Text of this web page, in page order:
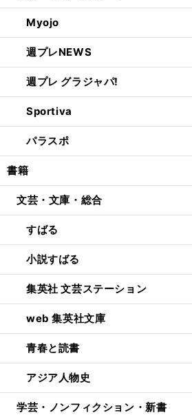
Myojo
週プレNEWS
週プレ グラジャパ!
Sportiva
パラスポ
書籍
文芸・文庫・総合
すばる
小説すばる
集英社 文芸ステーション
web 集英社文庫
青春と読書
アジア人物史
学芸・ノンフィクション・新書